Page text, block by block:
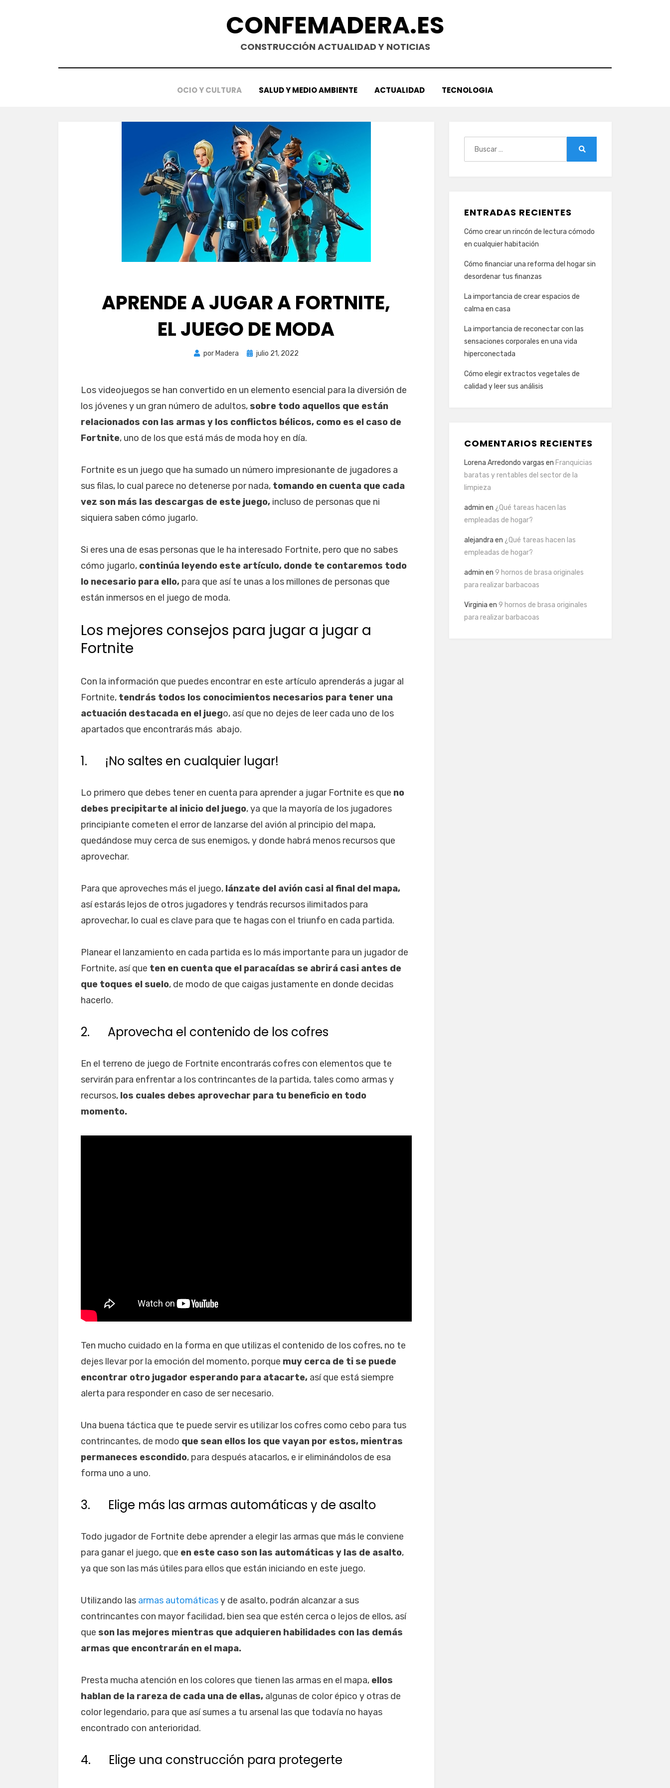
CONFEMADERA.ES
CONSTRUCCIÓN ACTUALIDAD Y NOTICIAS
OCIO Y CULTURA SALUD Y MEDIO AMBIENTE ACTUALIDAD TECNOLOGIA
APRENDE A JUGAR A FORTNITE,
EL JUEGO DE MODA
por Madera
Publicada
julio 21, 2022
Los videojuegos se han convertido en un elemento esencial para la diversión de
los jóvenes y un gran número de adultos, sobre todo aquellos que están
relacionados con las armas y los conflictos bélicos, como es el caso de
Fortnite, uno de los que está más de moda hoy en día.
Fortnite es un juego que ha sumado un número impresionante de jugadores a
sus filas, lo cual parece no detenerse por nada, tomando en cuenta que cada
vez son más las descargas de este juego, incluso de personas que ni
siquiera saben cómo jugarlo.
Si eres una de esas personas que le ha interesado Fortnite, pero que no sabes
cómo jugarlo, continúa leyendo este artículo, donde te contaremos todo
lo necesario para ello, para que así te unas a los millones de personas que
están inmersos en el juego de moda.
Los mejores consejos para jugar a jugar a
Fortnite
Con la información que puedes encontrar en este artículo aprenderás a jugar al
Fortnite, tendrás todos los conocimientos necesarios para tener una
actuación destacada en el juego, así que no dejes de leer cada uno de los
apartados que encontrarás más abajo.
1. ¡No saltes en cualquier lugar!
Lo primero que debes tener en cuenta para aprender a jugar Fortnite es que no
debes precipitarte al inicio del juego, ya que la mayoría de los jugadores
principiante cometen el error de lanzarse del avión al principio del mapa,
quedándose muy cerca de sus enemigos, y donde habrá menos recursos que
aprovechar.
Para que aproveches más el juego, lánzate del avión casi al final del mapa,
así estarás lejos de otros jugadores y tendrás recursos ilimitados para
aprovechar, lo cual es clave para que te hagas con el triunfo en cada partida.
Planear el lanzamiento en cada partida es lo más importante para un jugador de
Fortnite, así que ten en cuenta que el paracaídas se abrirá casi antes de
que toques el suelo, de modo de que caigas justamente en donde decidas
hacerlo.
2. Aprovecha el contenido de los cofres
En el terreno de juego de Fortnite encontrarás cofres con elementos que te
servirán para enfrentar a los contrincantes de la partida, tales como armas y
recursos, los cuales debes aprovechar para tu beneficio en todo
momento.
Ten mucho cuidado en la forma en que utilizas el contenido de los cofres, no te
dejes llevar por la emoción del momento, porque muy cerca de ti se puede
encontrar otro jugador esperando para atacarte, así que está siempre
alerta para responder en caso de ser necesario.
Una buena táctica que te puede servir es utilizar los cofres como cebo para tus
contrincantes, de modo que sean ellos los que vayan por estos, mientras
permaneces escondido, para después atacarlos, e ir eliminándolos de esa
forma uno a uno.
3. Elige más las armas automáticas y de asalto
Todo jugador de Fortnite debe aprender a elegir las armas que más le conviene
para ganar el juego, que en este caso son las automáticas y las de asalto,
ya que son las más útiles para ellos que están iniciando en este juego.
Utilizando las armas automáticasy de asalto, podrán alcanzar a sus
contrincantes con mayor facilidad, bien sea que estén cerca o lejos de ellos, así
que son las mejores mientras que adquieren habilidades con las demás
armas que encontrarán en el mapa.
Presta mucha atención en los colores que tienen las armas en el mapa, ellos
hablan de la rareza de cada una de ellas, algunas de color épico y otras de
color legendario, para que así sumes a tu arsenal las que todavía no hayas
encontrado con anterioridad.
4. Elige una construcción para protegerte
ENTRADAS RECIENTES
Cómo crear un rincón de lectura cómodo
en cualquier habitación
Cómo financiar una reforma del hogar sin
desordenar tus finanzas
La importancia de crear espacios de
calma en casa
La importancia de reconectar con las
sensaciones corporales en una vida
hiperconectada
Cómo elegir extractos vegetales de
calidad y leer sus análisis
COMENTARIOS RECIENTES
Lorena Arredondo vargas en Franquicias
baratas y rentables del sector de la
limpieza
admin en ¿Qué tareas hacen las
empleadas de hogar?
alejandra en ¿Qué tareas hacen las
empleadas de hogar?
admin en 9 hornos de brasa originales
para realizar barbacoas
Virginia en 9 hornos de brasa originales
para realizar barbacoas